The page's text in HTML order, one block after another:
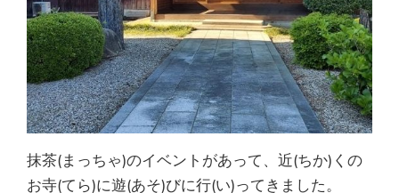
抹茶(まっちゃ)のイベントがあって、近(ちか)くの
お寺(てら)に遊(あそ)びに行(い)ってきました。